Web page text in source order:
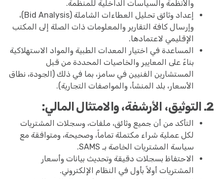
والأنظمة والسياسات الداخلية للمنظمة.
إعداد وثائق تحليل العطاءات الشاملة (Bid Analysis)،
وإرسال كافة التقارير والمعلومات ذات الصلة إلى المكتب
الإقليمي لاعتمادها.
المساعدة في اختيار المعدات الطبية والمواد الاستهلاكية
بناءً على المعايير والخاصيات المحددة من قبل
المستشارين الفنيين في سامز، بما في ذلك (الجودة، نطاق
الأسعار، بلد المنشأ، والمواصفات التجارية).
2. التوثيق، الأرشفة، والامتثال المالي:
التأكد من أن جميع وثائق، ملفات، وسجلات المشتريات
لكل عملية شراء مكتملة تماماً، وصحيحة، ومتوافقة مع
سياسة المشتريات الخاصة بـ SAMS.
الاحتفاظ بسجلات دقيقة وتحديث بيانات وأسعار
المشتريات أولاً بأول في النظام الإلكتروني.